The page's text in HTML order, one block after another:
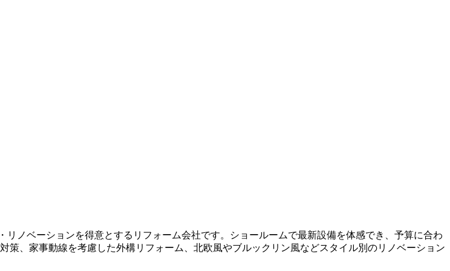
ノベーションを得意とするリフォーム会社です。ショールームで最新設備を体感でき、予算に合わ
、家事動線を考慮した外構リフォーム、北欧風やブルックリン風などスタイル別のリノベーション